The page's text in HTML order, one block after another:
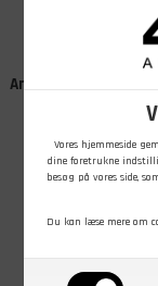
Vores hjemmeside
dine foretrukne
besøg på vores side,
Du kan læse mere om
Andre kunder købte
125,00DKK